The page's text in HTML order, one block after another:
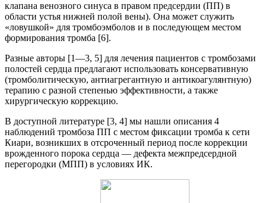
клапана венозного синуса в правом предсердии (ПП) в
области устья нижней полой вены). Она может служить
«ловушкой» для тромбоэмболов и в последующем местом
формирования тромба [6].
Разные авторы [1—3, 5] для лечения пациентов с тромбозами
полостей сердца предлагают использовать консервативную
(тромболитическую, антиагрегантную и антикоагулянтную)
терапию с разной степенью эффективности, а также
хирургическую коррекцию.
В доступной литературе [3, 4] мы нашли описания 4
наблюдений тромбоза ПП с местом фиксации тромба к сети
Киари, возникших в отсроченный период после коррекции
врожденного порока сердца — дефекта межпредсердной
перегородки (МПП) в условиях ИК.